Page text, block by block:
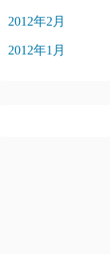
2012年2月
2012年1月